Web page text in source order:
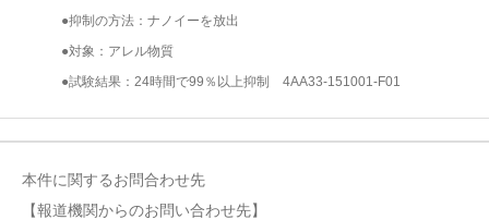
●抑制の方法：ナノイーを放出
●対象：アレル物質
●試験結果：24時間で99％以上抑制 4AA33-151001-F01
本件に関するお問合わせ先
【報道機関からのお問い合わせ先】